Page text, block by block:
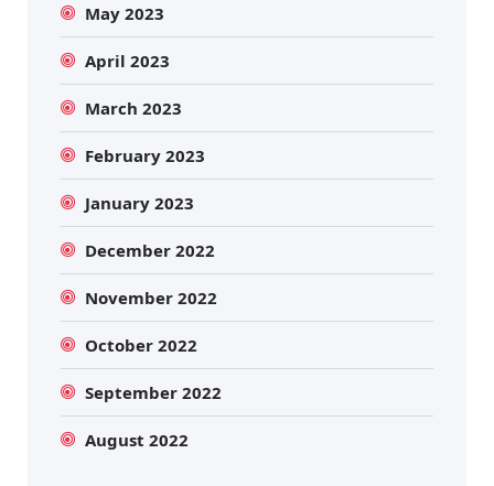
May 2023
April 2023
March 2023
February 2023
January 2023
December 2022
November 2022
October 2022
September 2022
August 2022